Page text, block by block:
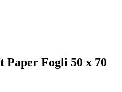
Paper Fogli 50 x 70